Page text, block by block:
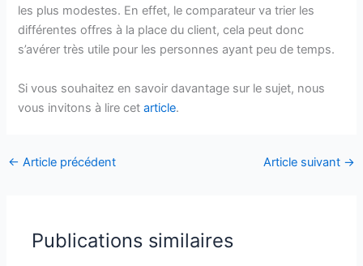
les plus modestes. En effet, le comparateur va trier les
différentes offres à la place du client, cela peut donc
s’avérer très utile pour les personnes ayant peu de temps.
Si vous souhaitez en savoir davantage sur le sujet, nous
vous invitons à lire cetarticle.
← Article précédent Article suivant →
Publications similaires